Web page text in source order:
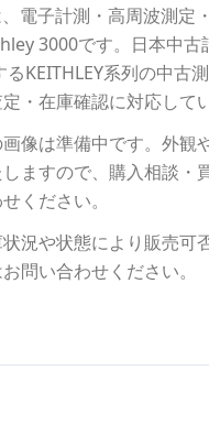
電子計測・高周波測定
3000です。 日本中古
るKEITHLEY系列の中古
・在庫確認に対応して
像は準備中です。外観
ますので、購入相談・
ください。
況や状態により販売可
問い合わせください。